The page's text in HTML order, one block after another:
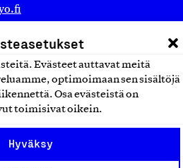
Evästeet auttavat meitä
optimoimaan sen sisältöjä
Osa evästeistä on
toimisivat oikein.
Hyväksy